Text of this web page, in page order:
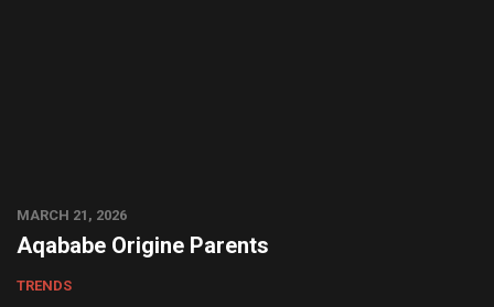
MARCH 21, 2026
Aqababe Origine Parents
TRENDS